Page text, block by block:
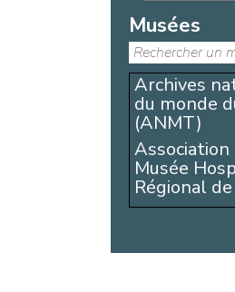
Musées
Archives
du monde
(ANMT)
Association
Musée
Régional
Brosseries